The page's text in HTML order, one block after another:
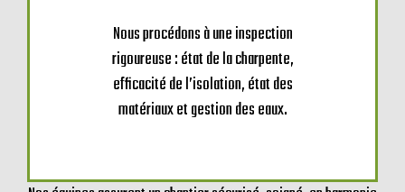
à L’Aigle
Le changement de toiture à L’Aigle, assuré par AGH Rénovation,
est pensé comme un projet complet, mêlant technique,
esthétique et performance.